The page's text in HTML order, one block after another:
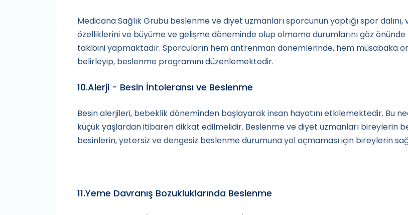
Medicana Sağlık Grubu beslenme ve diyet uzmanları sporcunun yaptığı spor
özelliklerini ve büyüme ve gelişme döneminde olup olmama durumlarını göz
takibini yapmaktadır. Sporcuların hem antrenman dönemlerinde, hem müsabaka
belirleyip, beslenme programını düzenlemektedir.
10.Alerji - Besin İntoleransı ve Beslenme
Besin alerjileri, bebeklik döneminden başlayarak insan hayatını etkilemektedir. Bu
küçük yaşlardan itibaren dikkat edilmelidir. Beslenme ve diyet uzmanları bireylerin
besinlerin, yetersiz ve dengesiz beslenme durumuna yol açmaması için bireylerin
11.Yeme Davranış Bozukluklarında Beslenme